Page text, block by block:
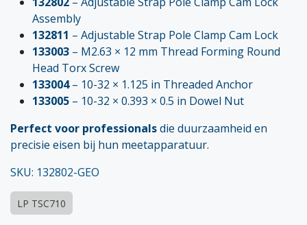
Assembly
132811 – Adjustable Strap Pole Clamp Cam Lock
133003 – M2.63 × 12 mm Thread Forming Round
Head Torx Screw
133004– 10-32 × 1.125 in Threaded Anchor
133005 – 10-32 × 0.393 × 0.5 in Dowel Nut
Perfect voor professionalsdie duurzaamheid en
precisie eisen bij hun meetapparatuur.
SKU: 132802-GEO
LP TSC710